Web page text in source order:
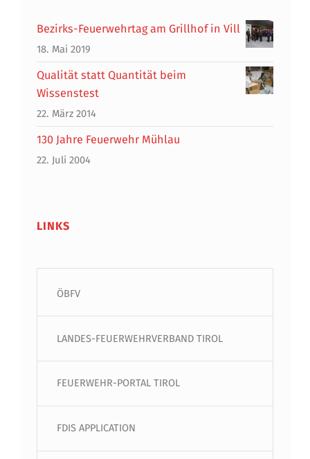
Bezirks-Feuerwehrtag am Grillhof in Vill
18. Mai 2019
Qualität statt Quantität beim
Wissenstest
22. März 2014
130 Jahre Feuerwehr Mühlau
22. Juli 2004
LINKS
ÖBFV
LANDES-FEUERWEHRVERBAND TIROL
FEUERWEHR-PORTAL TIROL
FDIS APPLICATION